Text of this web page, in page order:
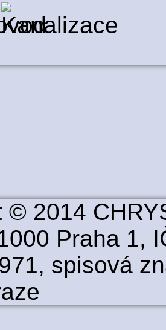
© 2014
Praha 1,
spisová